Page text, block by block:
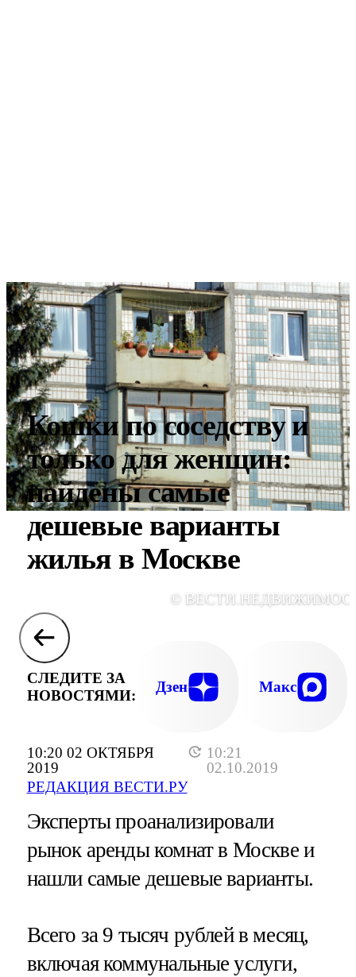
10:20 02 ОКТЯБРЯ
2019
10:21
02.10.2019
РЕДАКЦИЯ ВЕСТИ.РУ
Кошки по соседству и
только для женщин:
найдены самые
дешевые варианты
жилья в Москве
©
СЛЕДИТЕ ЗА
НОВОСТЯМИ:
Дзен Макс
Эксперты проанализировали
рынок аренды комнат в Москве и
нашли самые дешевые варианты.
Всего за 9 тысяч рублей в месяц,
включая коммунальные услуги,